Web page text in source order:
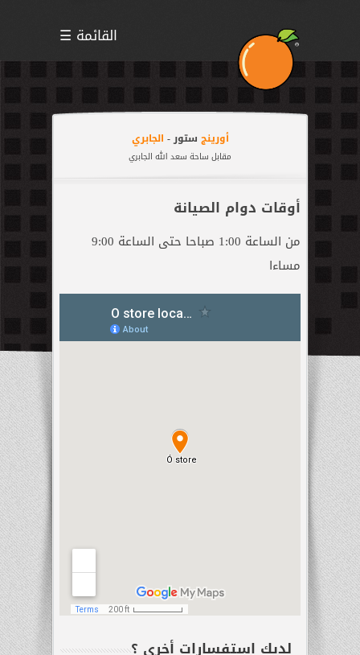
☰ القائمة
الرئيسية
آبل
ازوس
هواوي
نوكيا
الملحقات
الكفالة
-
IP68
ما
هو
شروحات
الكفالة
تحقق
من
جهازك
الدعم
التقني
-
آخر
التحديثات
عن
أورينج ستور - الجابري
مقابل ساحة سعد الله الجابري
أوقات دوام الصيانة
من الساعة 1:00 صباحا حتى الساعة 9:00
مساءا
لديك استفسارات أخرى ؟